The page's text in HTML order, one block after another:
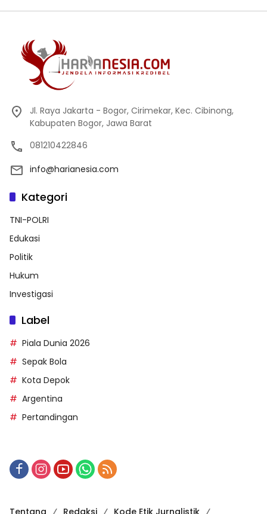
Jl. Raya Jakarta - Bogor, Cirimekar, Kec. Cibinong,
Kabupaten Bogor, Jawa Barat
081210422846
info@harianesia.com
Kategori
TNI-POLRI
Edukasi
Politik
Hukum
Investigasi
Label
Piala Dunia 2026
Sepak Bola
Kota Depok
Argentina
Pertandingan
Tentang Redaksi Kode Etik Jurnalistik